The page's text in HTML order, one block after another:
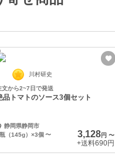
川村研史
文から2~7日で発送
品トマトのソース3個セット
静岡県静岡市
（145g）×3個 〜 3,128円〜
+送料690円